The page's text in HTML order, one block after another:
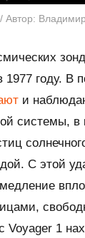
Автор:
1977 году. В
и
системы, в
С этой
Voyager 1